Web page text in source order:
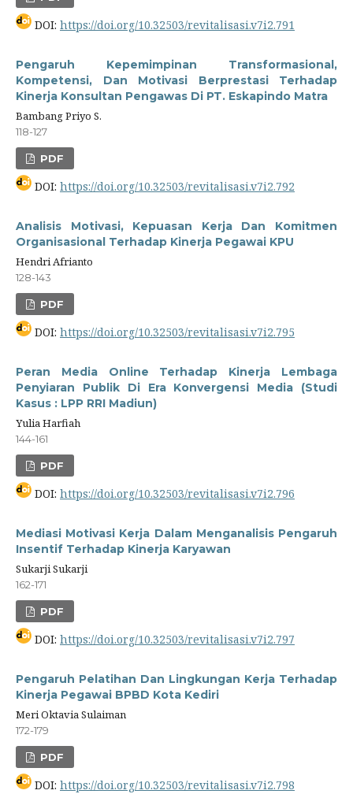
DOI: https://doi.org/10.32503/revitalisasi.v7i2.791
Pengaruh Kepemimpinan Transformasional,
Kompetensi, Dan Motivasi Berprestasi Terhadap
Kinerja Konsultan Pengawas Di PT. Eskapindo Matra
Bambang Priyo S.
118-127
PDF
DOI: https://doi.org/10.32503/revitalisasi.v7i2.792
Analisis Motivasi, Kepuasan Kerja Dan Komitmen
Organisasional Terhadap Kinerja Pegawai KPU
Hendri Afrianto
128-143
PDF
DOI: https://doi.org/10.32503/revitalisasi.v7i2.795
Peran Media Online Terhadap Kinerja Lembaga
Penyiaran Publik Di Era Konvergensi Media (Studi
Kasus : LPP RRI Madiun)
Yulia Harfiah
144-161
PDF
DOI: https://doi.org/10.32503/revitalisasi.v7i2.796
Mediasi Motivasi Kerja Dalam Menganalisis Pengaruh
Insentif Terhadap Kinerja Karyawan
Sukarji Sukarji
162-171
PDF
DOI: https://doi.org/10.32503/revitalisasi.v7i2.797
Pengaruh Pelatihan Dan Lingkungan Kerja Terhadap
Kinerja Pegawai BPBD Kota Kediri
Meri Oktavia Sulaiman
172-179
PDF
DOI: https://doi.org/10.32503/revitalisasi.v7i2.798